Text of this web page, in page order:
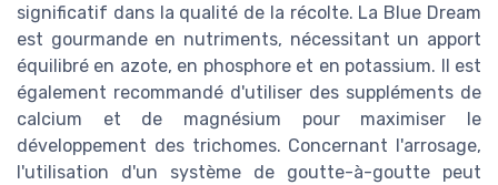
significatif dans la qualité de la récolte. La Blue Dream
est gourmande en nutriments, nécessitant un apport
équilibré en azote, en phosphore et en potassium. Il est
également recommandé d'utiliser des suppléments de
calcium et de magnésium pour maximiser le
développement des trichomes. Concernant l'arrosage,
l'utilisation d'un système de goutte-à-goutte peut